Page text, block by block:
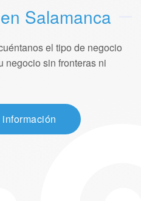
Salamanca
el tipo de negocio
negocio sin fronteras ni